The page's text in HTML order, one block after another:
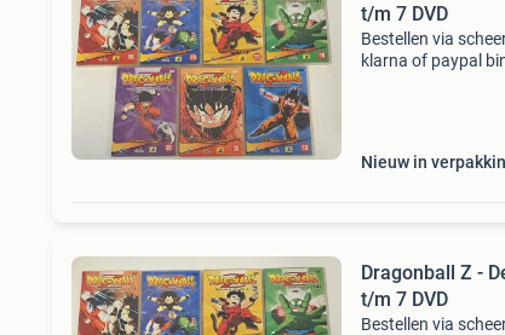
t/m 7 DVD
Bestellen via
klarna of paypal
Nieuw in
Dragonball Z -
t/m 7 DVD
Bestellen via